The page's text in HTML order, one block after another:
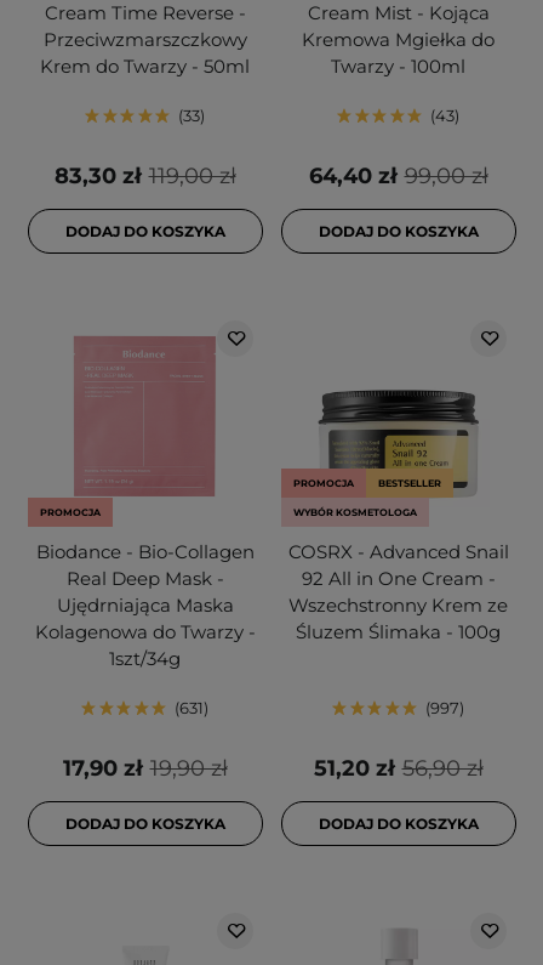
Cream Time Reverse -
Przeciwzmarszczkowy
Krem do Twarzy - 50ml
33
119,00 zł
83,30 zł
DODAJ DO KOSZYKA
Cream Mist - Kojąca
Kremowa Mgiełka do
Twarzy - 100ml
43
99,00 zł
64,40 zł
DODAJ DO KOSZYKA
PROMOCJA
Biodance - Bio-Collagen
Real Deep Mask -
Ujędrniająca Maska
Kolagenowa do Twarzy -
1szt/34g
631
19,90 zł
17,90 zł
DODAJ DO KOSZYKA
PROMOCJA BESTSELLER
WYBÓR KOSMETOLOGA
COSRX - Advanced Snail
92 All in One Cream -
Wszechstronny Krem ze
Śluzem Ślimaka - 100g
997
56,90 zł
51,20 zł
DODAJ DO KOSZYKA